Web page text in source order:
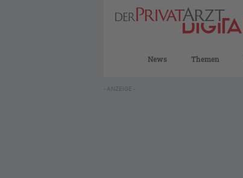
News Themen
- ANZEIGE -